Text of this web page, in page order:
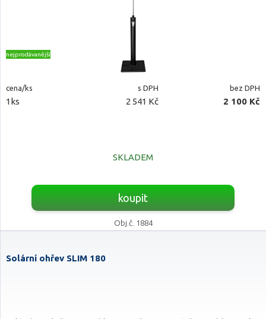
nejprodávanější
cena/ks s DPH bez DPH
1ks 2 541 Kč 2 100 Kč
SKLADEM
koupit
Obj.č. 1884
Solární ohřev SLIM 180